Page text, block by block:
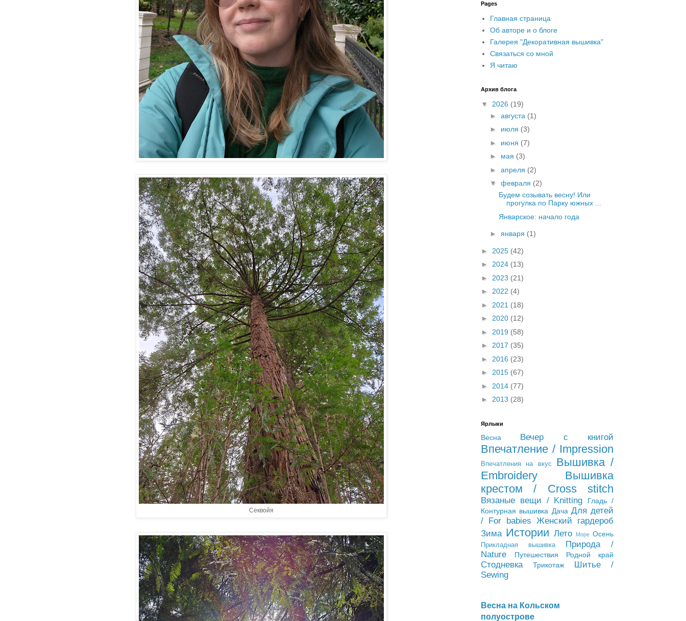
Секвойя
Pages
Главная страница
Об авторе и о блоге
Галерея "Декоративная вышивка"
Связаться со мной
Я читаю
Архив блога
▼ 2026 (19)
► августа (1)
► июля (3)
► июня (7)
► мая (3)
► апреля (2)
▼ февраля (2)
Будем созывать весну! Или
прогулка по Парку южных ...
Январское: начало года
► января (1)
► 2025 (42)
► 2024 (13)
► 2023 (21)
► 2022 (4)
► 2021 (18)
► 2020 (12)
► 2019 (58)
► 2017 (35)
► 2016 (23)
► 2015 (67)
► 2014 (77)
► 2013 (28)
Ярлыки
Весна Вечер с книгой
Впечатление / Impression
Впечатления на вкус
Вышивка /
Embroidery
Вышивка
крестом / Cross stitch
Вязаные вещи / Knitting
Гладь /
Контурная вышивка Дача Для детей
/ For babies
Женский гардероб
Зима Истории Лето Море Осень
Прикладная вышивка
Природа /
Nature
Путешествия Родной край
Стодневка Трикотаж
Шитье /
Sewing
Весна на Кольском
полуострове